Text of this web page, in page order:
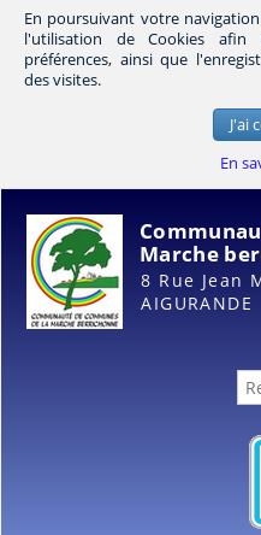
En poursuivant votre
l'utilisation de Cookies
préférences, ainsi que
des visites.
J'ai
En
Marche
8 Rue Jean
AIGURANDE